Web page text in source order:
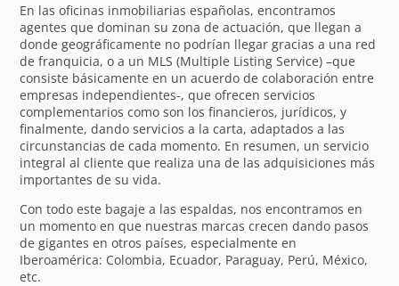
En las oficinas inmobiliarias españolas, encontramos
agentes que dominan su zona de actuación, que llegan a
donde geográficamente no podrían llegar gracias a una red
de franquicia, o a un MLS (Multiple Listing Service) –que
consiste básicamente en un acuerdo de colaboración entre
empresas independientes-, que ofrecen servicios
complementarios como son los financieros, jurídicos, y
finalmente, dando servicios a la carta, adaptados a las
circunstancias de cada momento. En resumen, un servicio
integral al cliente que realiza una de las adquisiciones más
importantes de su vida.
Con todo este bagaje a las espaldas, nos encontramos en
un momento en que nuestras marcas crecen dando pasos
de gigantes en otros países, especialmente en
Iberoamérica: Colombia, Ecuador, Paraguay, Perú, México,
etc.